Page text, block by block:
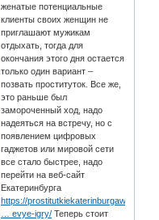
женатые потенциальные
клиенты своих женщин не
приглашают мужикам
отдыхать, тогда для
окончания этого дня остается
только один вариант –
позвать проституток. Все же,
это раньше был
замороченный ход, надо
надеяться на встречу, но с
появлением цифровых
гаджетов или мировой сети
все стало быстрее, надо
перейти на веб-сайт
Екатеринбурга
https://prostitutkiekaterinburgawithin.
… evye-igry/ Теперь стоит